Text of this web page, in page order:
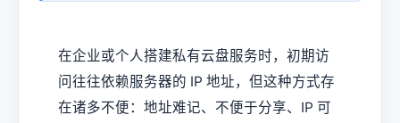
在企业或个人搭建私有云盘服务时，初期访
问往往依赖服务器的 IP 地址，但这种方式存
在诸多不便：地址难记、不便于分享、IP 可